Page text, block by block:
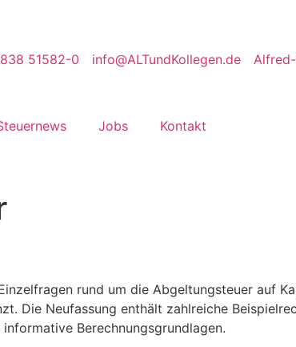
51582-0 info@ALTundKollegen.de
Jobs
Kontakt
rund um die Abgeltungsteuer auf
Die Neufassung enthält zahlreiche
Berechnungsgrundlagen.